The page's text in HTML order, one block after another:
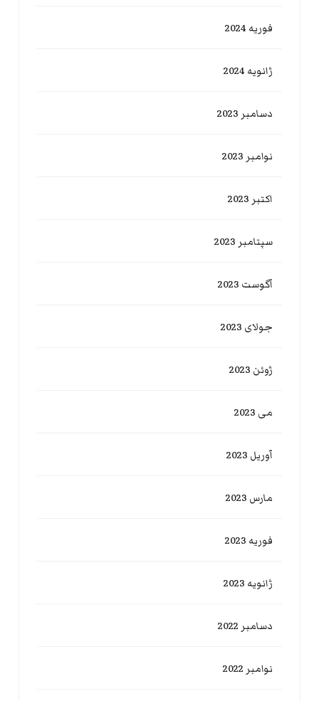
فوریه 2024
ژانویه 2024
دسامبر 2023
نوامبر 2023
اکتبر 2023
سپتامبر 2023
آگوست 2023
جولای 2023
ژوئن 2023
می 2023
آوریل 2023
مارس 2023
فوریه 2023
ژانویه 2023
دسامبر 2022
نوامبر 2022